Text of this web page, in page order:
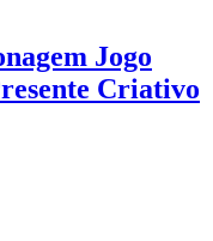
Jogo
Criativo